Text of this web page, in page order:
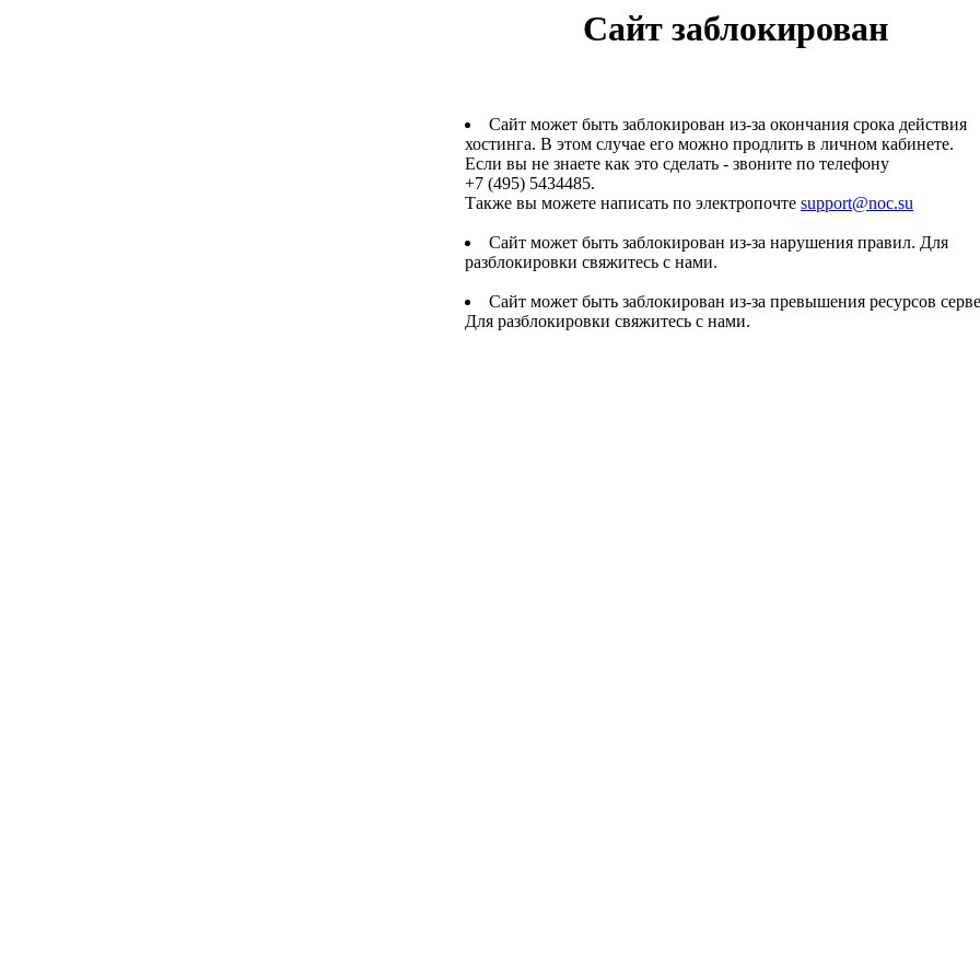
Сайт заблокирован
Сайт может быть заблокирован из-за окончания срока действия
хостинга. В этом случае его можно продлить в личном кабинете.
Если вы не знаете как это сделать - звоните по телефону
+7 (495) 5434485.
Также вы можете написать по электропочте support@noc.su
Сайт может быть заблокирован из-за нарушения правил. Для
разблокировки свяжитесь с нами.
Сайт может быть заблокирован из-за превышения ресурсов
Для разблокировки свяжитесь с нами.